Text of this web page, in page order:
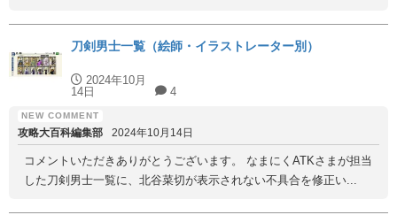
刀剣男士一覧（絵師・イラストレーター別）
2024年10月
14日
4
攻略大百科編集部 2024年10月14日
コメントいただきありがとうございます。 なまにくATKさまが担当
した刀剣男士一覧に、北谷菜切が表示されない不具合を修正い...